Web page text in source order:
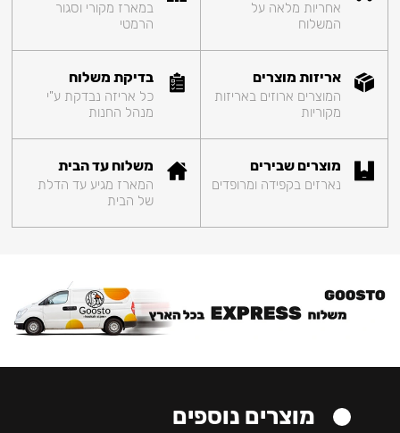
אחריות מלאה על
המשלוח
במארז מקורי וסגור
הרמטי
אריזות מוצרים
המוצרים ארוזים באריזות
מקוריות
בדיקת משלוח
כל אריזה נבדקת ע"י
מנהל החנות
מוצרים שבירים
נארזים בקפידה ומרופדים
משלוח עד הבית
המארז מגיע עד הדלת
של הבית
מוצרים נוספים